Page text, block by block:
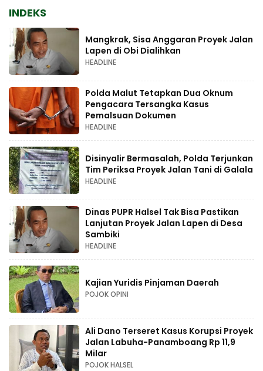
INDEKS
Mangkrak, Sisa Anggaran Proyek Jalan
Lapen di Obi Dialihkan
HEADLINE
Polda Malut Tetapkan Dua Oknum
Pengacara Tersangka Kasus
Pemalsuan Dokumen
HEADLINE
Disinyalir Bermasalah, Polda Terjunkan
Tim Periksa Proyek Jalan Tani di Galala
HEADLINE
Dinas PUPR Halsel Tak Bisa Pastikan
Lanjutan Proyek Jalan Lapen di Desa
Sambiki
HEADLINE
Kajian Yuridis Pinjaman Daerah
POJOK OPINI
Ali Dano Terseret Kasus Korupsi Proyek
Jalan Labuha-Panamboang Rp 11,9
Milar
POJOK HALSEL